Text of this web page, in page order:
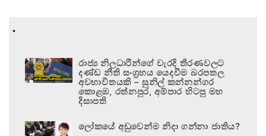
.
රාජ්‍ය නිලධාරීන්ගේ වැරදි තීරණවලට
දණ්ඩ නීති සංග්‍රහය යෙදවීම බරපතල
අවභාවිතයකි – සුනිල් කන්නන්ගර
කොළඹ, රත්නපුර, අම්පාර හිටපු මහ
දිසාපති
ලෝකයේ අඩුවෙන්ම නිදා ගන්නා ජාතිය?